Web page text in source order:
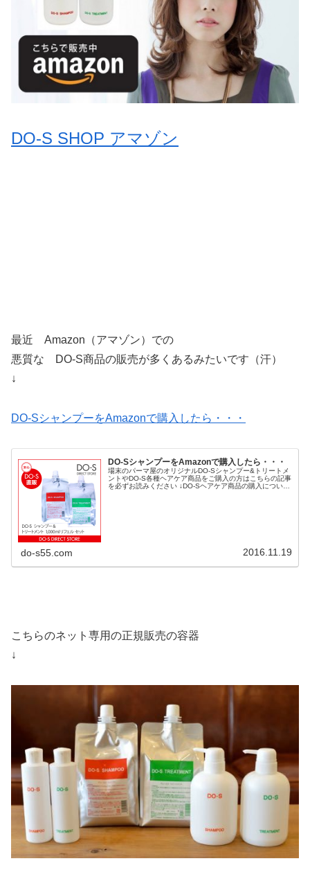
DO-S SHOP アマゾン
最近 Amazon（アマゾン）での
悪質な DO-S商品の販売が多くあるみたいです（汗）
↓
DO-SシャンプーをAmazonで購入したら・・・
DO-SシャンプーをAmazonで購入したら・・・
場末のパーマ屋のオリジナルDO-Sシャンプー&トリートメ
ントやDO-S各種ヘアケア商品をご購入の方はこちらの記事
を必ずお読みください ↓DO-Sヘアケア商品の購入について
do-s55.com 2016.11.19
こちらのネット専用の正規販売の容器
↓